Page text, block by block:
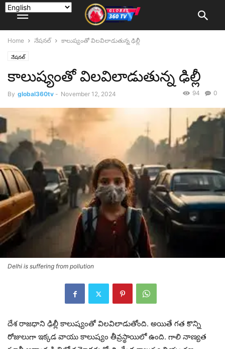
Home నేషనల్ కాలుష్యంతో విలవిలాడుతున్న ఢిల్లీ
నేషనల్
కాలుష్యంతో విలవిలాడుతున్న ఢిల్లీ
By global360tv - November 12, 2024 0
94
Delhi is suffering from pollution
దేశ రాజధాని ఢిల్లీ కాలుష్యంతో విలవిలాడుతోంది. అయితే గత కొన్ని
రోజులుగా ఇక్కడ వాయు కాలుష్యం తీవ్రస్థాయిలో ఉంది. గాలి నాణ్యత